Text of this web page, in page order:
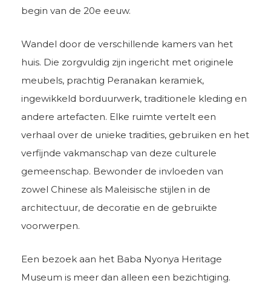
begin van de 20e eeuw.
Wandel door de verschillende kamers van het
huis. Die zorgvuldig zijn ingericht met originele
meubels, prachtig Peranakan keramiek,
ingewikkeld borduurwerk, traditionele kleding en
andere artefacten. Elke ruimte vertelt een
verhaal over de unieke tradities, gebruiken en het
verfijnde vakmanschap van deze culturele
gemeenschap. Bewonder de invloeden van
zowel Chinese als Maleisische stijlen in de
architectuur, de decoratie en de gebruikte
voorwerpen.
Een bezoek aan het Baba Nyonya Heritage
Museum is meer dan alleen een bezichtiging.